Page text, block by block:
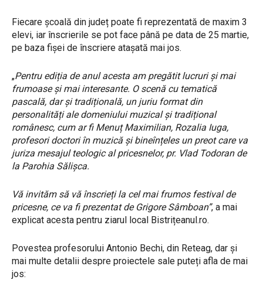
Fiecare școală din județ poate fi reprezentată de maxim 3
elevi, iar înscrierile se pot face până pe data de 25 martie,
pe baza fișei de înscriere atașată mai jos.
„Pentru ediția de anul acesta am pregătit lucruri și mai
frumoase și mai interesante. O scenă cu tematică
pascală, dar și tradițională, un juriu format din
personalități ale domeniului muzical și tradițional
românesc, cum ar fi Menuț Maximilian, Rozalia Iuga,
profesori doctori în muzică și bineînțeles un preot care va
juriza mesajul teologic al pricesnelor, pr. Vlad Todoran de
la Parohia Sălișca.
Vă invităm să vă înscrieți la cel mai frumos festival de
pricesne, ce va fi prezentat de Grigore Sâmboan”, a mai
explicat acesta pentru ziarul local Bistrițeanul.ro.
Povestea profesorului Antonio Bechi, din Reteag, dar și
mai multe detalii despre proiectele sale puteți afla de mai
jos: